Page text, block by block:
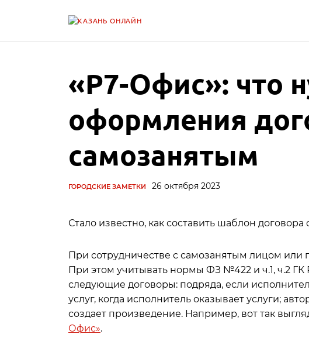
«Р7-Офис»: что
оформления
самозанятым
ГОРОДСКИЕ ЗАМЕТКИ 26 октября 2023
Стало известно, как составить шаблон
При сотрудничестве с самозанятым лицом
При этом учитывать нормы ФЗ №422 и ч.1, ч.2
следующие договоры: подряда, если
услуг, когда исполнитель оказывает услуги;
создает произведение. Например, вот так
Офис».